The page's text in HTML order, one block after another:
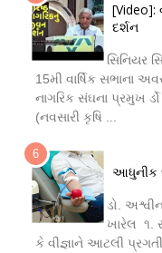
[Video]:
દર્શન
સિનિયર
15મી વાર્ષિક સભાના
નાગરિક સંઘના પ્રમુખ
(નવસારી કૃષિ ...
આધુનીક
ડો.
ખારેલ ૧.
કે વીજ્ઞાને આટલી